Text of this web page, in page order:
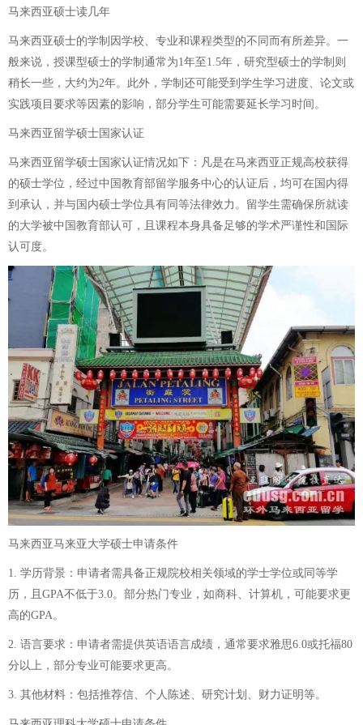
马来西亚硕士读几年
马来西亚硕士的学制因学校、专业和课程类型的不同而有所差异。一
般来说，授课型硕士的学制通常为1年至1.5年，研究型硕士的学制则
稍长一些，大约为2年。此外，学制还可能受到学生学习进度、论文或
实践项目要求等因素的影响，部分学生可能需要延长学习时间。
马来西亚留学硕士国家认证
马来西亚留学硕士国家认证情况如下：凡是在马来西亚正规高校获得
的硕士学位，经过中国教育部留学服务中心的认证后，均可在国内得
到承认，并与国内硕士学位具有同等法律效力。留学生需确保所就读
的大学被中国教育部认可，且课程本身具备足够的学术严谨性和国际
认可度。
马来西亚马来亚大学硕士申请条件
1. 学历背景：申请者需具备正规院校相关领域的学士学位或同等学
历，且GPA不低于3.0。部分热门专业，如商科、计算机，可能要求更
高的GPA。
2. 语言要求：申请者需提供英语语言成绩，通常要求雅思6.0或托福80
分以上，部分专业可能要求更高。
3. 其他材料：包括推荐信、个人陈述、研究计划、财力证明等。